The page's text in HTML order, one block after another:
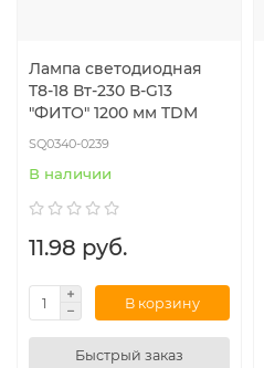
Лампа светодиодная
T8-18 Вт-230 В-G13
"ФИТО" 1200 мм TDM
SQ0340-0239
В наличии
11.98 руб.
В корзину
Быстрый заказ